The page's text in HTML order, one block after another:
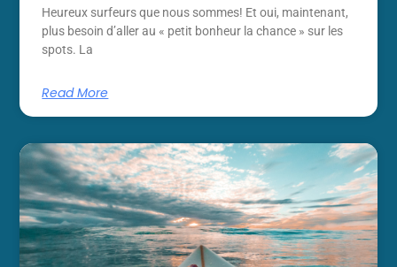
Heureux surfeurs que nous sommes! Et oui, maintenant,
plus besoin d’aller au « petit bonheur la chance » sur les
spots. La
Read More